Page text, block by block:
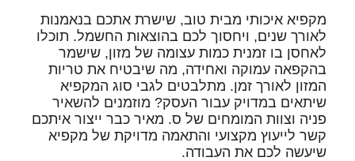
מקפיא איכותי מבית טוב, שישרת אתכם בנאמנות
לאורך שנים, ויחסוך לכם בהוצאות החשמל. תוכלו
לאחסן בו זמנית כמות עצומה של מזון, שישמר
בהקפאה עמוקה ואחידה, מה שיבטיח את טריות
המזון לאורך זמן. מתלבטים לגבי סוג המקפיא
שיתאים במדויק עבור העסק? מוזמנים להשאיר
פניה וצוות המומחים של ס. מאיר כבר ייצור איתכם
קשר לייעוץ מקצועי והתאמה מדויקת של מקפיא
שיעשה לכם את העבודה.